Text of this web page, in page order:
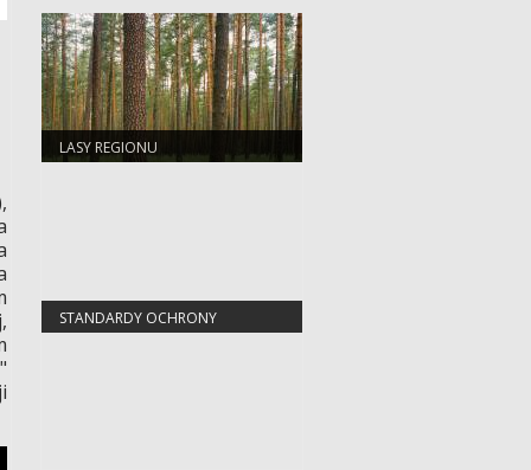
NADLEŚNICTW
REGIONALNEJ
DYREKCJI LASÓW
PAŃSTWOWYCH W
ZIELONEJ GÓRZE
LASY REGIONU
STANDARDY OCHRONY
MAŁOLETNICH